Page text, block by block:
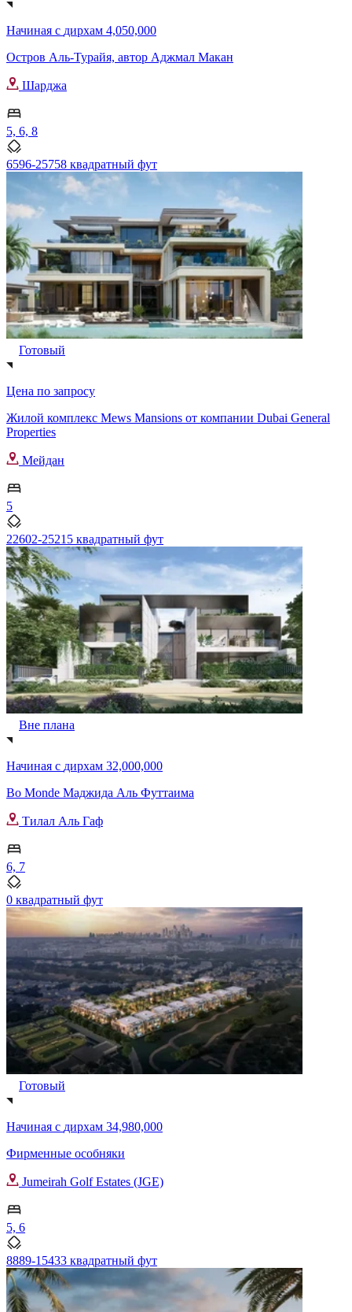
Начиная с дирхам 4,050,000
Остров Аль-Турайя, автор Аджмал Макан
Шарджа
5, 6, 8
6596-25758 квадратный фут
Готовый
Цена по запросу
Жилой комплекс Mews Mansions от компании Dubai General
Properties
Мейдан
5
22602-25215 квадратный фут
Вне плана
Начиная с дирхам 32,000,000
Bo Monde Маджида Аль Футтаима
Тилал Аль Гаф
6, 7
0 квадратный фут
Готовый
Начиная с дирхам 34,980,000
Фирменные особняки
Jumeirah Golf Estates (JGE)
5, 6
8889-15433 квадратный фут